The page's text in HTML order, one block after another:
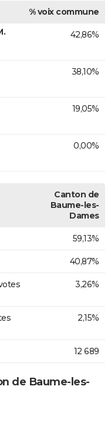
% voix commune
42,86%
38,10%
19,05%
0,00%
Canton de
Baume-les-
Dames
59,13%
40,87%
3,26%
2,15%
12 689
de Baume-les-